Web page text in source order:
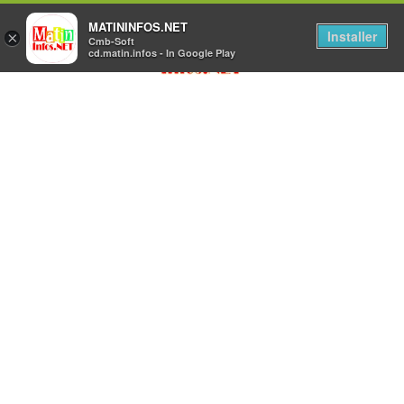
×
MATININFOS.NET
Cmb-Soft
cd.matin.infos - In Google Play
Installer